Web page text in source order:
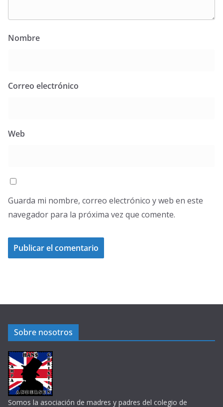
Nombre
Correo electrónico
Web
Guarda mi nombre, correo electrónico y web en este
navegador para la próxima vez que comente.
Sobre nosotros
Somos la asociación de madres y padres del colegio de